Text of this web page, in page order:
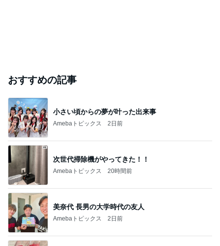
おすすめの記事
小さい頃からの夢が叶った出来事
Amebaトピックス 2日前
次世代掃除機がやってきた！！
Amebaトピックス 20時間前
美奈代 長男の大学時代の友人
Amebaトピックス 2日前